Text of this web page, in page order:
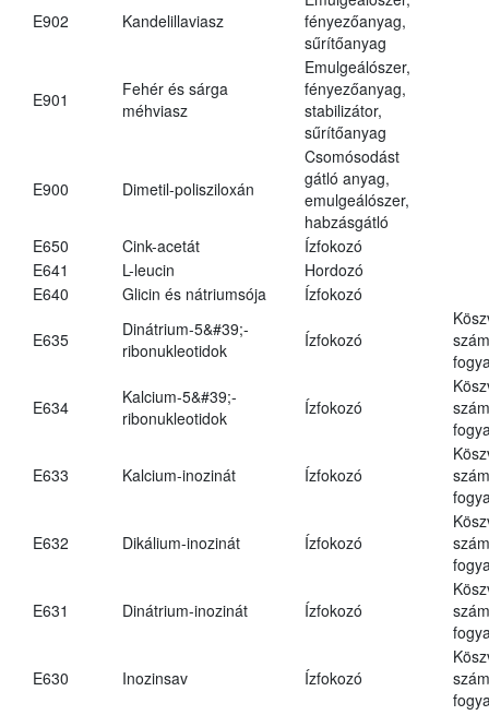
E902 Kandelillaviasz
fényezőanyag,
sűrítőanyag
E901
Fehér és sárga
méhviasz
Emulgeálószer,
fényezőanyag,
stabilizátor,
sűrítőanyag
E900 Dimetil-polisziloxán
Csomósodást
gátló anyag,
emulgeálószer,
habzásgátló
E650
Cink-acetát
Ízfokozó
E641
L-leucin
Hordozó
E640
Glicin és nátriumsója Ízfokozó
E635
Dinátrium-5&#39;-
ribonukleotidok
Ízfokozó
E634
Kalcium-5&#39;-
ribonukleotidok
Ízfokozó
E633 Kalcium-inozinát Ízfokozó
E632 Dikálium-inozinát Ízfokozó
E631 Dinátrium-inozinát Ízfokozó
E630 Inozinsav Ízfokozó